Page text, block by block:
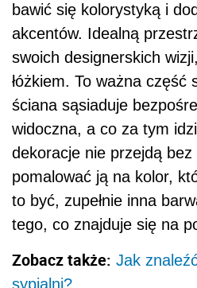
bawić się kolorystyką i
akcentów. Idealną
swoich designerskich
łóżkiem. To ważna część
ściana sąsiaduje
widoczna, a co za tym
dekoracje nie przejdą
pomalować ją na kolor,
to być, zupełnie inna
tego, co znajduje się na
Zobacz także: Jak
sypialni?